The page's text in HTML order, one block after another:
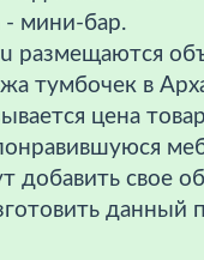
- мини-бар.
размещаются
тумбочек в
цена
добавить свое
данный